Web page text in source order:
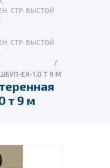
СТР. ВЫСТОЙ
СТР. ВЫСТОЙ
ЕХ-1,0 Т 9 М
т 9 м